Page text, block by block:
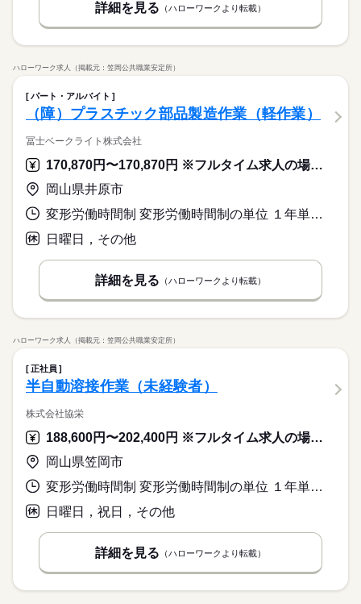
詳細を見る （ハローワークより転載）
ハローワーク求人（掲載元：笠岡公共職業安定所）
パート・アルバイト
（障）プラスチック部品製造作業（軽作業）
冨士ベークライト株式会社
170,870円〜170,870円 ※フルタイム求人の場合は月額（換算額）、パート求人の場合は時間額を表示しています。
岡山県井原市
変形労働時間制 変形労働時間制の単位 １年単位 就業時間１ 8時00分〜16時45分
日曜日，その他
詳細を見る （ハローワークより転載）
ハローワーク求人（掲載元：笠岡公共職業安定所）
正社員
半自動溶接作業（未経験者）
株式会社協栄
188,600円〜202,400円 ※フルタイム求人の場合は月額（換算額）、パート求人の場合は時間額を表示しています。
岡山県笠岡市
変形労働時間制 変形労働時間制の単位 １年単位 就業時間１ 8時00分〜16時40分
日曜日，祝日，その他
詳細を見る （ハローワークより転載）